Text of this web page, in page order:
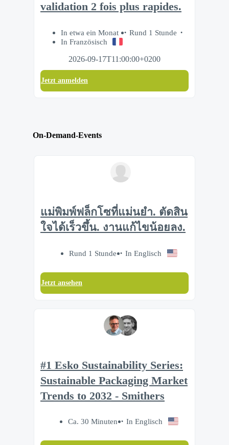
validation 2 fois plus rapides.
In etwa ein Monat
Rund 1 Stunde
In Französisch
2026-09-17T11:00:00+0200
Jetzt anmelden
On-Demand-Events
แม่พิมพ์ฟล็กโซที่แม่นยำ. ตัดสิน
ใจได้เร็วขึ้น. งานแก้ไขน้อยลง.
Rund 1 Stunde In Englisch
Jetzt ansehen
#1 Esko Sustainability Series:
Sustainable Packaging Market
Trends to 2032 - Smithers
Ca. 30 Minuten In Englisch